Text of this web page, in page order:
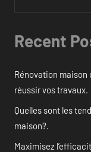
Recent
Rénovation
réussir vos travaux.
Quelles sont les
maison?.
Maximisez